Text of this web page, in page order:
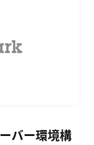
バー環境構